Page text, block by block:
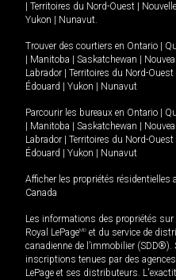
Territoires du Nord-Ouest
Yukon
Nunavut.
Trouver des courtiers en Ontario
Manitoba Saskatchewan
Labrador
Territoires du Nord-Ouest
Édouard
Yukon Nunavut
Parcourir les bureaux en Ontario
Manitoba Saskatchewan
Labrador
Territoires du Nord-Ouest
Édouard
Yukon Nunavut
Afficher les propriétés résidentielles
Canada
Les informations des propriétés
Royal LePageMD et du service de
canadienne de l’immobilier (SDD®).
inscriptions tenues par des
LePage et ses distributeurs.